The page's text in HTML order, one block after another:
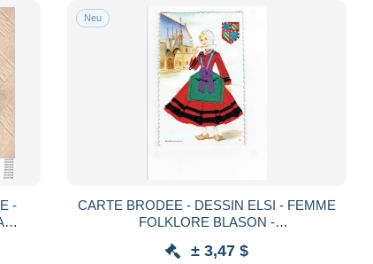
Neu
CARTE BRODEE - DESSIN ELSI - FEMME
FOLKLORE BLASON -
± 3,47 $